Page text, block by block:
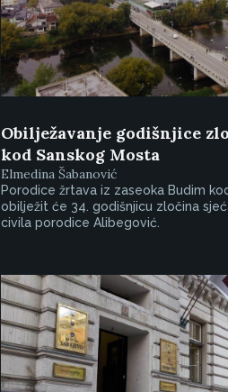
Obilježavanje godišnjice
kod Sanskog Mosta
Elmedina Šabanović
Porodice žrtava iz zaseoka Budim
obilježit će 34. godišnjicu zločina
civila porodice Alibegović.